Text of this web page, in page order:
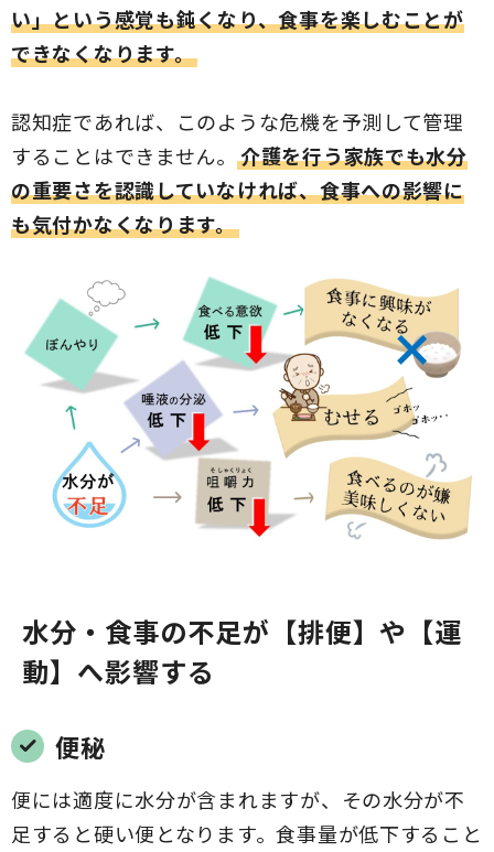
い」という感覚も鈍くなり、食事を楽しむことが
できなくなります。
認知症であれば、このような危機を予測して管理
することはできません。 介護を行う家族でも水分
の重要さを認識していなければ、食事への影響に
も気付かなくなります。
水分・食事の不足が【排便】や【運
動】へ影響する
便秘
便には適度に水分が含まれますが、その水分が不
足すると硬い便となります。食事量が低下すること